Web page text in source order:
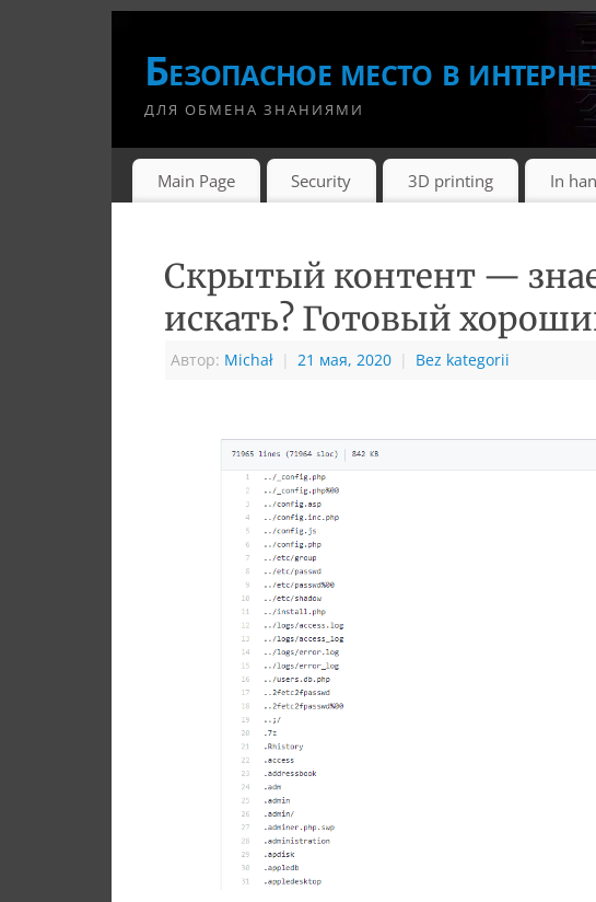
Безопасное место в
ДЛЯ ОБМЕНА ЗНАНИЯМИ
Main Page Security 3D printing In
Скрытый контент —
искать? Готовый
Автор: Michał | 21 мая, 2020 | Bez kategorii